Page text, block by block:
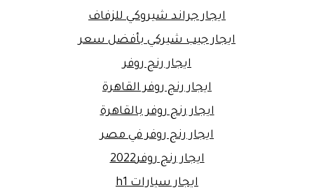
ايجار جراند شيروكي للزفاف
ايجار جيب شيركي بأفضل سعر
ايجار رنج روفر
ايجار رنج روفر القاهرة
ايجار رنج روفر بالقاهرة
ايجار رنج روفر في مصر
ايجار رنج روفر2022
ايجار سيارات h1